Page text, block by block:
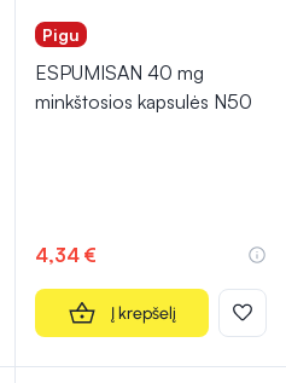
Pigu
ESPUMISAN 40 mg
minkštosios kapsulės N50
4,34 €
Į krepšelį